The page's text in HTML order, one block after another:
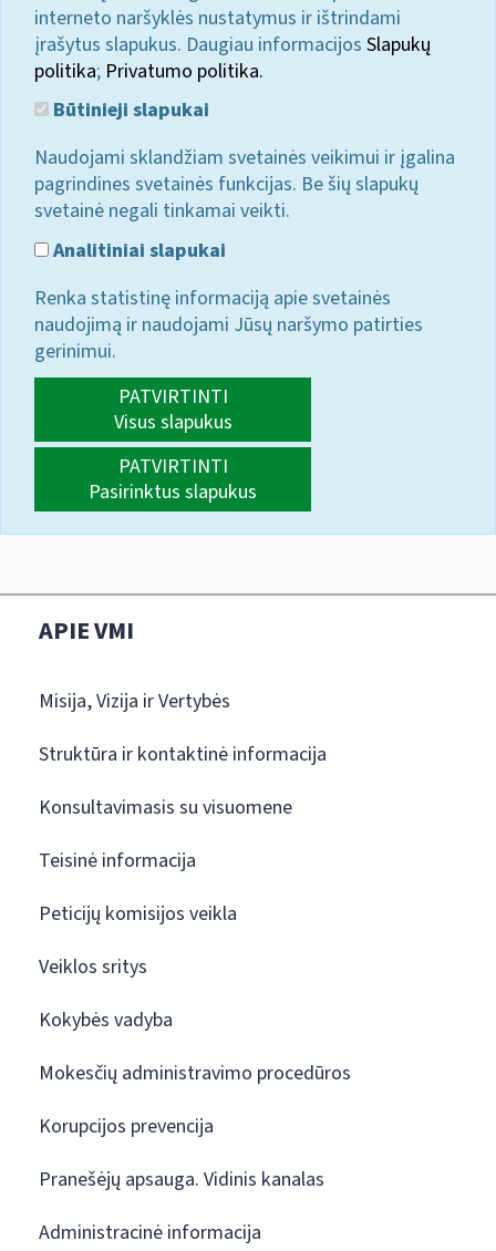
interneto naršyklės nustatymus ir ištrindami
įrašytus slapukus. Daugiau informacijos Slapukų
politika; Privatumo politika.
Būtinieji slapukai
Naudojami sklandžiam svetainės veikimui ir įgalina
pagrindines svetainės funkcijas. Be šių slapukų
svetainė negali tinkamai veikti.
Analitiniai slapukai
Renka statistinę informaciją apie svetainės
naudojimą ir naudojami Jūsų naršymo patirties
gerinimui.
PATVIRTINTI
Visus slapukus
PATVIRTINTI
Pasirinktus slapukus
APIE VMI
Misija, Vizija ir Vertybės
Struktūra ir kontaktinė informacija
Konsultavimasis su visuomene
Teisinė informacija
Peticijų komisijos veikla
Veiklos sritys
Kokybės vadyba
Mokesčių administravimo procedūros
Korupcijos prevencija
Pranešėjų apsauga. Vidinis kanalas
Administracinė informacija